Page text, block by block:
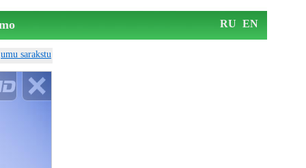
RU EN
sarakstu